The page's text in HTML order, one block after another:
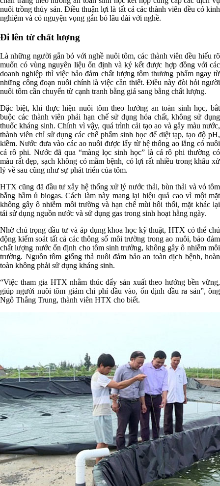
nuôi trồng thủy sản. Điều thuận lợi là tất cả các thành viên đều có kinh
nghiệm và có nguyện vọng gắn bó lâu dài với nghề.
Đi lên từ chất lượng
Là những người gắn bó với nghề nuôi tôm, các thành viên đều hiểu rõ
muốn có vùng nguyên liệu ổn định và ký kết được hợp đồng với các
doanh nghiệp thì việc bảo đảm chất lượng tôm thương phẩm ngay từ
những công đoạn nuôi chính là việc cần thiết. Điều này đòi hỏi người
nuôi tôm cần chuyển từ cạnh tranh bằng giá sang bằng chất lượng.
Đặc biệt, khi thực hiện nuôi tôm theo hướng an toàn sinh học, bắt
buộc các thành viên phải hạn chế sử dụng hóa chất, không sử dụng
thuốc kháng sinh. Chính vì vậy, quá trình cải tạo ao và gây màu nước,
thành viên chỉ sử dụng các chế phẩm sinh học để diệt tạp, tạo độ pH,
kiềm. Nước đưa vào các ao nuôi được lấy từ hệ thống ao lắng có nuôi
cá rô phi. Nước đã qua “màng lọc sinh học” là cá rô phi thường có
màu rất đẹp, sạch không có mầm bệnh, có lợi rất nhiều trong khâu xử
lý về sau cũng như sự phát triển của tôm.
HTX cũng đã đầu tư xây hệ thống xử lý nước thải, bùn thải và vỏ tôm
bằng hầm ủ biogas. Cách làm này mang lại hiệu quả cao vì một mặt
không gây ô nhiễm môi trường và hạn chế mùi hôi thối, mặt khác lại
tái sử dụng nguồn nước và sử dụng gas trong sinh hoạt hằng ngày.
Nhờ chú trọng đầu tư và áp dụng khoa học kỹ thuật, HTX có thể chủ
động kiểm soát tất cả các thông số môi trường trong ao nuôi, bảo đảm
chất lượng nước ổn định cho tôm sinh trưởng, không gây ô nhiễm môi
trường. Nguồn tôm giống thả nuôi đảm bảo an toàn dịch bệnh, hoàn
toàn không phải sử dụng kháng sinh.
“Việc tham gia HTX nhằm thúc đẩy sản xuất theo hướng bền vững,
giúp người nuôi tôm giảm chi phí đầu vào, ổn định đầu ra sản”, ông
Ngô Thắng Trung, thành viên HTX cho biết.